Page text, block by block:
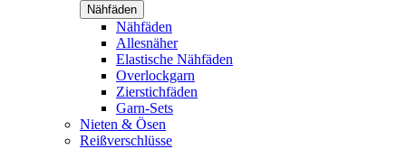
Nähfäden
Nähfäden
Allesnäher
Elastische Nähfäden
Overlockgarn
Zierstichfäden
Garn-Sets
Nieten & Ösen
Reißverschlüsse